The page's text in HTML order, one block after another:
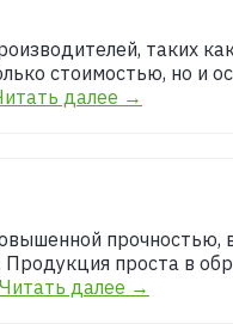
таких
стоимостью, но и
далее →
прочностью,
Продукция проста в
Читать далее →